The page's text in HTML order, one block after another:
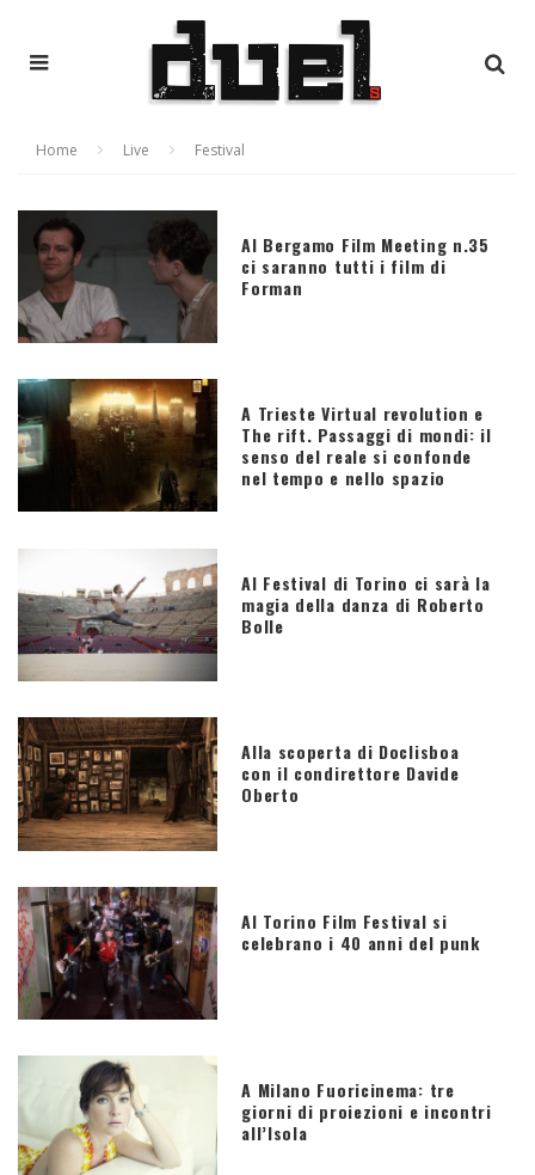
Home Live Festival
Al Bergamo Film Meeting n.35
ci saranno tutti i film di
Forman
A Trieste Virtual revolution e
The rift. Passaggi di mondi: il
senso del reale si confonde
nel tempo e nello spazio
Al Festival di Torino ci sarà la
magia della danza di Roberto
Bolle
Alla scoperta di Doclisboa
con il condirettore Davide
Oberto
Al Torino Film Festival si
celebrano i 40 anni del punk
A Milano Fuoricinema: tre
giorni di proiezioni e incontri
all’Isola